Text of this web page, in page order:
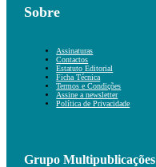
Sobre
Assinaturas
Contactos
Estatuto Editorial
Ficha Técnica
Termos e Condições
Assine a newsletter
Política de Privacidade
Grupo Multipublicações